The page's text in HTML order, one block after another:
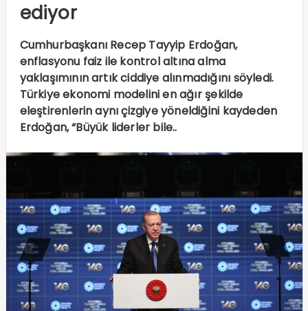
ediyor
Cumhurbaşkanı Recep Tayyip Erdoğan,
enflasyonu faiz ile kontrol altına alma
yaklaşımının artık ciddiye alınmadığını söyledi.
Türkiye ekonomi modelini en ağır şekilde
eleştirenlerin aynı çizgiye yöneldiğini kaydeden
Erdoğan, “Büyük liderler bile..